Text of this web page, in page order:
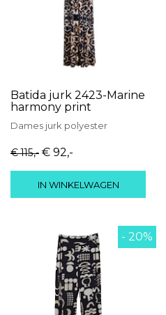
Batida jurk 2423-Marine
harmony print
Dames jurk polyester
€ 115,- € 92,-
IN WINKELWAGEN
- 20%